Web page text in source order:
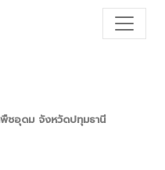
ชอุดม จังหวัดปทุมธานี